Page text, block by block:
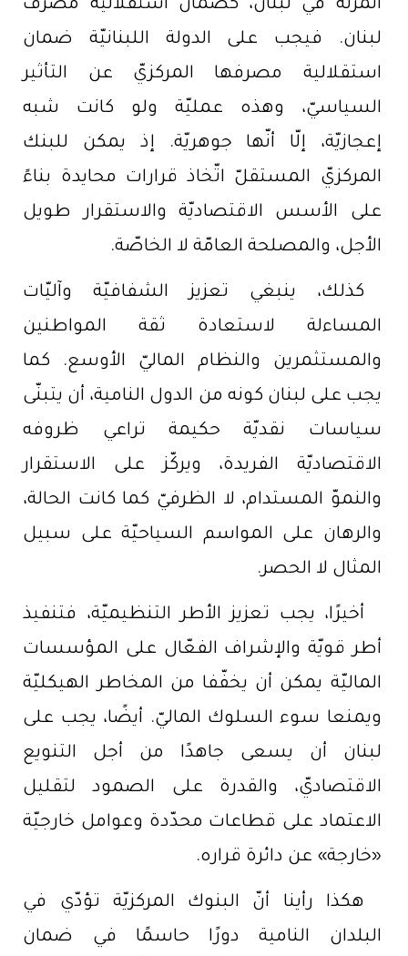
المرنة في لبنان، كضمان استقلالية مصرف
لبنان. فيجب على الدولة اللبنانيّة ضمان
استقلالية مصرفها المركزيّ عن التأثير
السياسيّ، وهذه عمليّة ولو كانت شبه
إعجازيّة، إلّا أنّها جوهريّة. إذ يمكن للبنك
المركزيّ المستقلّ اتّخاذ قرارات محايدة بناءً
على الأسس الاقتصاديّة والاستقرار طويل
الأجل، والمصلحة العامّة لا الخاصّة.
كذلك، ينبغي تعزيز الشفافيّة وآليّات
المساءلة لاستعادة ثقة المواطنين
والمستثمرين والنظام الماليّ الأوسع. كما
يجب على لبنان كونه من الدول النامية، أن يتبنّى
سياسات نقديّة حكيمة تراعي ظروفه
الاقتصاديّة الفريدة، ويركّز على الاستقرار
والنموّ المستدام، لا الظرفيّ كما كانت الحالة،
والرهان على المواسم السياحيّة على سبيل
المثال لا الحصر.
أخيرًا، يجب تعزيز الأطر التنظيميّة، فتنفيذ
أطر قويّة والإشراف الفعّال على المؤسسات
الماليّة يمكن أن يخفّفا من المخاطر الهيكليّة
ويمنعا سوء السلوك الماليّ. أيضًا، يجب على
لبنان أن يسعى جاهدًا من أجل التنويع
الاقتصاديّ، والقدرة على الصمود لتقليل
الاعتماد على قطاعات محدّدة وعوامل خارجيّة
«خارجة» عن دائرة قراره.
هكذا رأينا أنّ البنوك المركزيّة تؤدّي في
البلدان النامية دورًا حاسمًا في ضمان